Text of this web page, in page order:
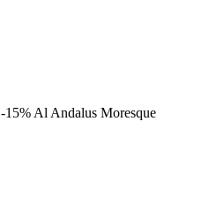
-15% Al Andalus Moresque